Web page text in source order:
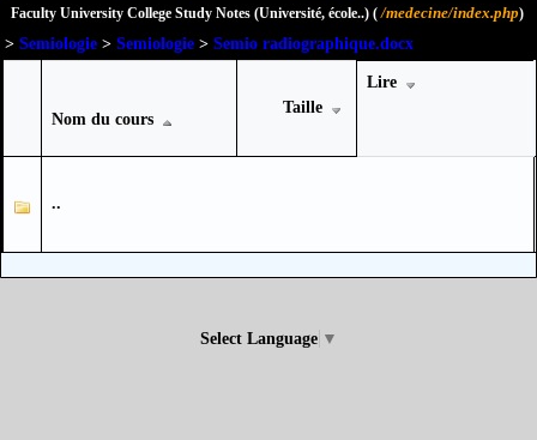
Faculty University College Study Notes (Université, école..) ( /medecine/index.php)
> Semiologie > Semiologie > Semio radiographique.docx
Nom du cours
Taille
Lire
..
Select Language ▼